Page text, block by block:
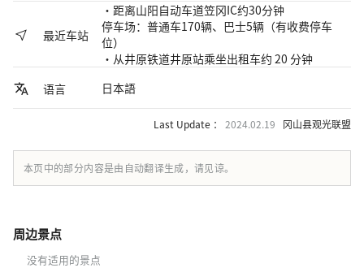
最近车站
・距离山阳自动车道笠冈IC约30分钟
停车场：普通车170辆、巴士5辆（有收费停车
位）
・从井原铁道井原站乘坐出租车约 20 分钟
语言
日本語
Last Update ： 2024.02.19 冈山县观光联盟
本页中的部分内容是由自动翻译生成，请见谅。
周边景点
没有适用的景点